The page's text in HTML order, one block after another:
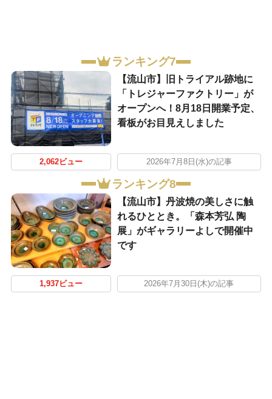
ランキング7
【流山市】旧トライアル跡地に
「トレジャーファクトリー」が
オープンへ！8月18日開業予定、
看板がお目見えしました
2,062ビュー 2026年7月8日(水)の記事
ランキング8
【流山市】丹波焼の美しさに触
れるひととき。「森本芳弘 陶
展」がギャラリーよしで開催中
です
1,937ビュー 2026年7月30日(木)の記事